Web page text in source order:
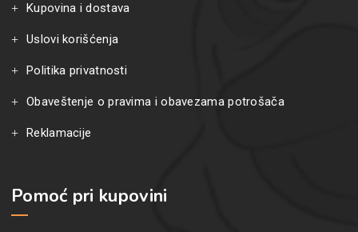
Kupovina i dostava
Uslovi korišćenja
Politika privatnosti
Obaveštenje o pravima i obavezama potrošača
Reklamacije
Pomoć pri kupovini